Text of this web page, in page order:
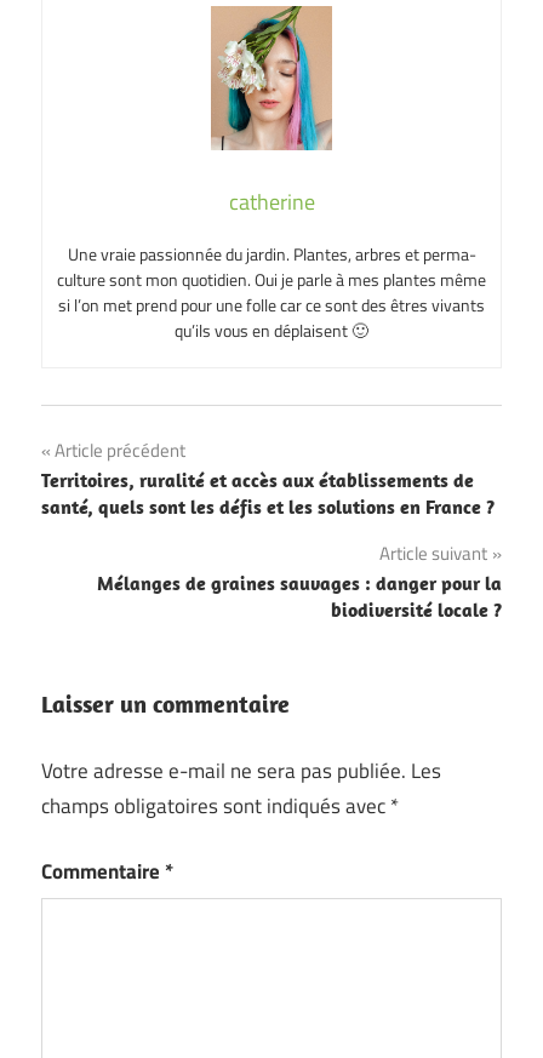
catherine
Une vraie passionnée du jardin. Plantes, arbres et perma-
culture sont mon quotidien. Oui je parle à mes plantes même
si l’on met prend pour une folle car ce sont des êtres vivants
qu’ils vous en déplaisent 🙂
Navigation
de
Article précédent
Territoires, ruralité et accès aux établissements de
santé, quels sont les défis et les solutions en France ?
Article suivant
Mélanges de graines sauvages : danger pour la
biodiversité locale ?
Laisser un commentaire
Votre adresse e-mail ne sera pas publiée. Les
champs obligatoires sont indiqués avec*
Commentaire *